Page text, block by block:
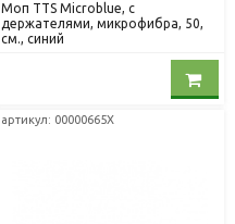
Моп TTS Microblue, с
держателями, микрофибра, 50,
см., синий
артикул: 00000665X